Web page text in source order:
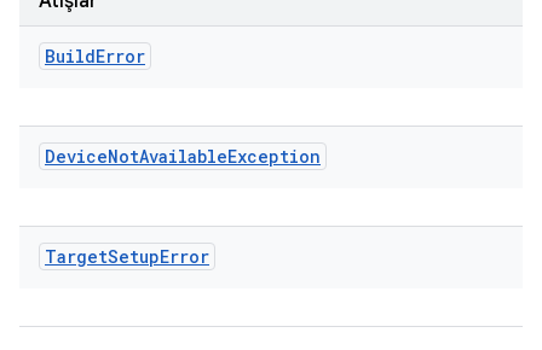
BuildError
DeviceNotAvailableException
TargetSetupError